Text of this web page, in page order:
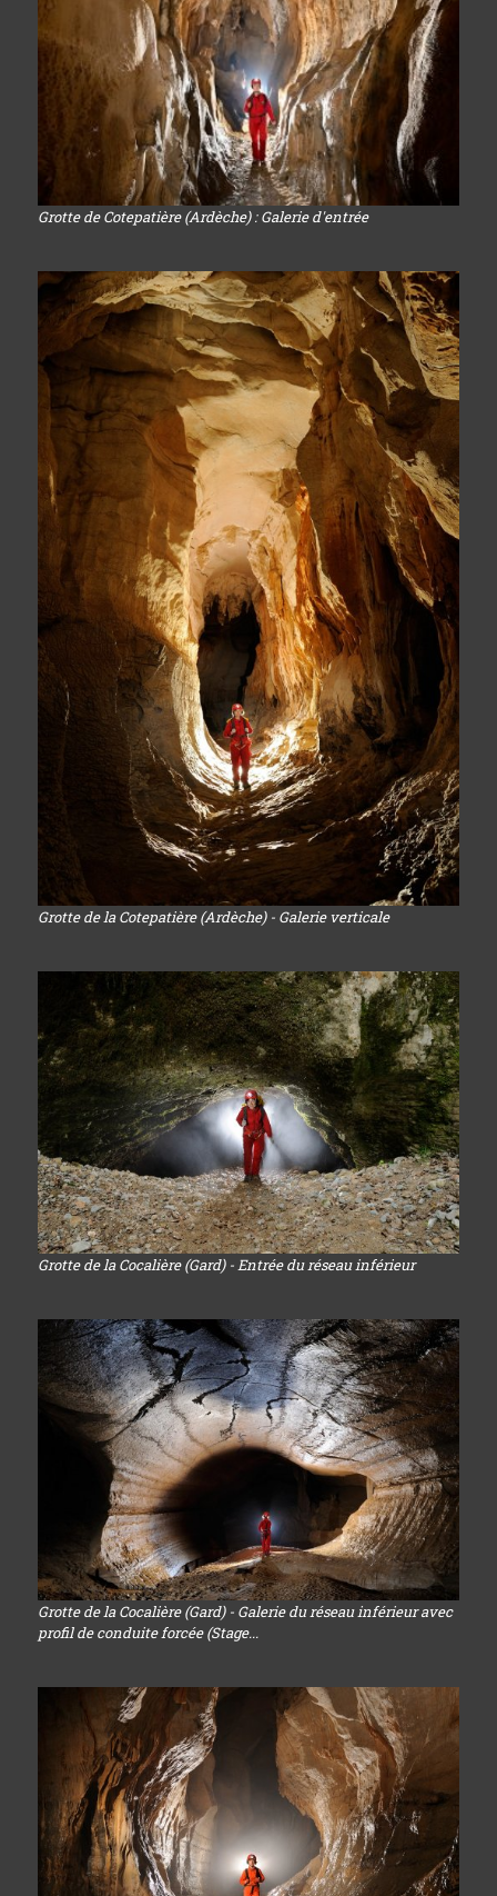
Grotte de Cotepatière (Ardèche) : Galerie d'entrée
Grotte de la Cotepatière (Ardèche) - Galerie verticale
Grotte de la Cocalière (Gard) - Entrée du réseau inférieur
Grotte de la Cocalière (Gard) - Galerie du réseau inférieur avec
profil de conduite forcée (Stage...